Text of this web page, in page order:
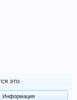
это.
Информация